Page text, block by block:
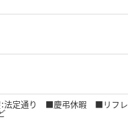
：法定通り ■慶弔休暇 ■リフレ